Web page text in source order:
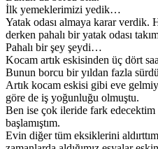
İlk yemeklerimizi yedik…
Yatak odası almaya karar verdik.
derken pahalı bir yatak odası
Pahalı bir şey şeydi…
Kocam artık eskisinden üç dört
Bunun borcu bir yıldan fazla
Artık kocam eskisi gibi eve
göre de iş yoğunluğu olmuştu.
Ben ise çok ileride fark
başlamıştım.
Evin diğer tüm eksiklerini